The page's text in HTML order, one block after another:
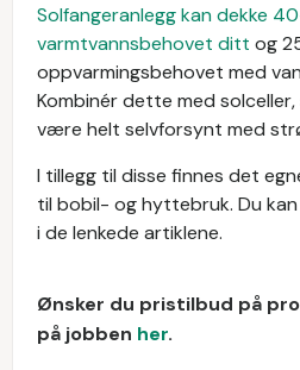
Solfangeranlegg kan dekke
varmtvannsbehovet ditt og
oppvarmingsbehovet med
Kombinér dette med
være helt selvforsynt med
I tillegg til disse finnes det
til bobil- og hyttebruk. Du
i de lenkede artiklene.
Ønsker du pristilbud på
på jobben her.